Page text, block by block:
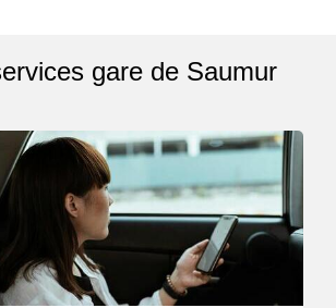
gare de Saumur